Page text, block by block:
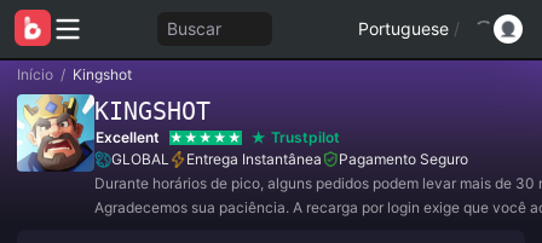
Buscar Portuguese /
Início / Kingshot
KINGSHOT
Excellent
Trustpilot
GLOBAL
Entrega Instantânea
Pagamento Seguro
Durante horários de pico, alguns pedidos podem levar mais de 30
Agradecemos sua paciência. A recarga por login exige que você